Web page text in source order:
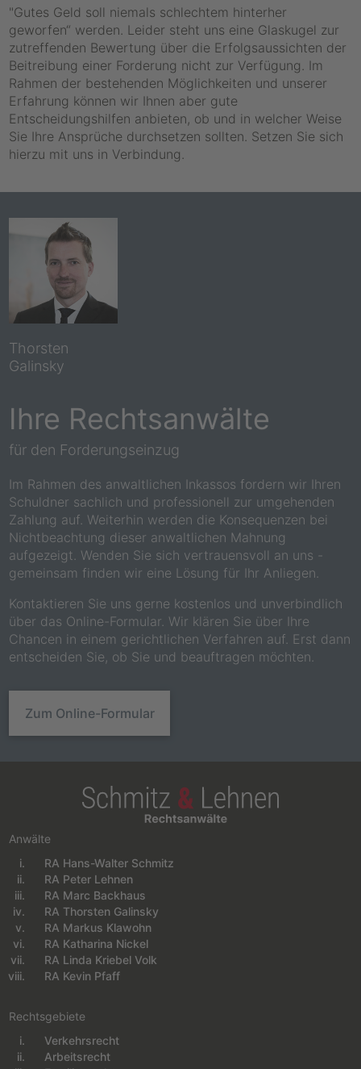
"Gutes Geld soll niemals schlechtem hinterher
geworfen“ werden. Leider steht uns eine Glaskugel zur
zutreffenden Bewertung über die Erfolgsaussichten der
Beitreibung einer Forderung nicht zur Verfügung. Im
Rahmen der bestehenden Möglichkeiten und unserer
Erfahrung können wir Ihnen aber gute
Entscheidungshilfen anbieten, ob und in welcher Weise
Sie Ihre Ansprüche durchsetzen sollten. Setzen Sie sich
hierzu mit uns in Verbindung.
Ihre Rechtsanwälte
für den Forderungseinzug
Im Rahmen des anwaltlichen Inkassos fordern wir Ihren
Schuldner sachlich und professionell zur umgehenden
Zahlung auf. Weiterhin werden die Konsequenzen bei
Nichtbeachtung dieser anwaltlichen Mahnung
aufgezeigt. Wenden Sie sich vertrauensvoll an uns -
gemeinsam finden wir eine Lösung für Ihr Anliegen.
Kontaktieren Sie uns gerne kostenlos und unverbindlich
über das Online-Formular. Wir klären Sie über Ihre
Chancen in einem gerichtlichen Verfahren auf. Erst dann
entscheiden Sie, ob Sie und beauftragen möchten.
Zum Online-Formular
Thorsten
Galinsky
Anwälte
Navigation überspringen
RA Hans-Walter Schmitz
RA Peter Lehnen
RA Marc Backhaus
RA Thorsten Galinsky
RA Markus Klawohn
RA Katharina Nickel
RA Linda Kriebel Volk
RA Kevin Pfaff
Rechtsgebiete
Navigation überspringen
Verkehrsrecht
Arbeitsrecht